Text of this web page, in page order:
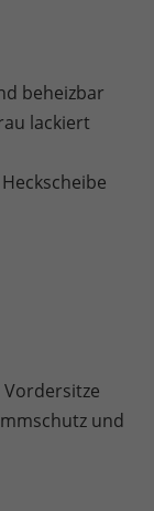
beheizbar
lackiert
und